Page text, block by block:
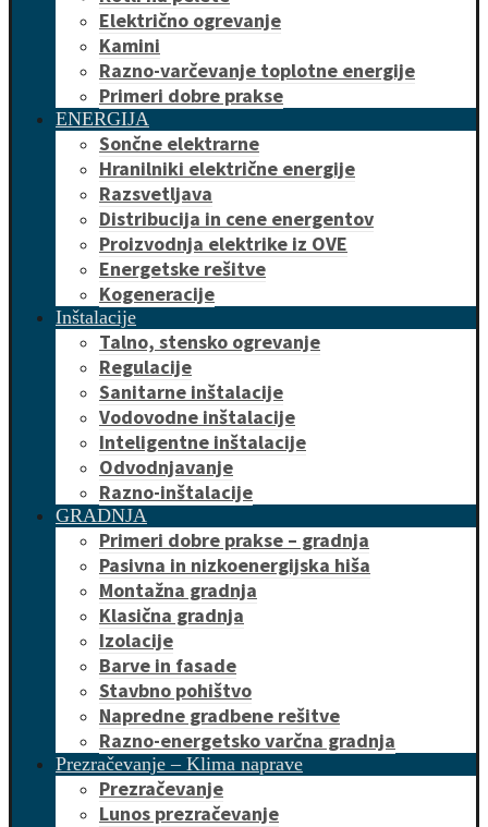
Električno ogrevanje
Kamini
Razno-varčevanje toplotne energije
Primeri dobre prakse
ENERGIJA
Sončne elektrarne
Hranilniki električne energije
Razsvetljava
Distribucija in cene energentov
Proizvodnja elektrike iz OVE
Energetske rešitve
Kogeneracije
Inštalacije
Talno, stensko ogrevanje
Regulacije
Sanitarne inštalacije
Vodovodne inštalacije
Inteligentne inštalacije
Odvodnjavanje
Razno-inštalacije
GRADNJA
Primeri dobre prakse – gradnja
Pasivna in nizkoenergijska hiša
Montažna gradnja
Klasična gradnja
Izolacije
Barve in fasade
Stavbno pohištvo
Napredne gradbene rešitve
Razno-energetsko varčna gradnja
Prezračevanje – Klima naprave
Prezračevanje
Lunos prezračevanje